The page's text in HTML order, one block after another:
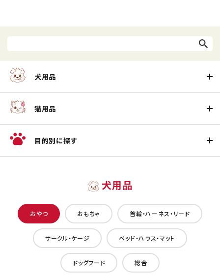
犬用品
猫用品
目的別に探す
犬用品
おやつ おもちゃ 首輪・ハーネス・リード
サークル・ケージ ベッド・ハウス・マット
ドッグフード 総合